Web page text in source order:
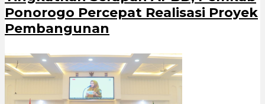
Ponorogo Percepat Realisasi Proyek
Pembangunan